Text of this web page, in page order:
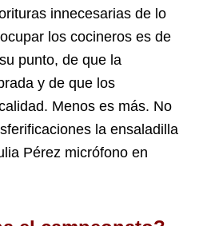
innecesarias de lo
los cocineros es de
punto, de que la
y de que los
Menos es más. No
la ensaladilla
Pérez micrófono en